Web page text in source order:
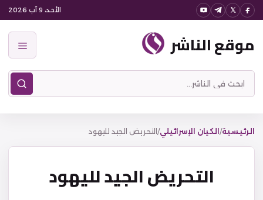
انتقل
المحتوى
الأحد، 9 آب 2026
موقع الناشر
ابحث
في
الناشر
الرئيسية/ الكيان الإسرائيلي/ التحريض الجيد لليهود
التحريض الجيد لليهود